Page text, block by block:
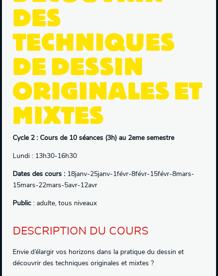
DES
TECHNIQUES
DE DESSIN
ORIGINALES ET
MIXTES
Cycle 2 : Cours de 10 séances (3h) au 2eme semestre
Lundi : 13h30-16h30
Dates des cours : 18janv-25janv-1févr-8févr-15févr-8mars-
15mars-22mars-5avr-12avr
Public : adulte, tous niveaux
DESCRIPTION DU COURS
Envie d’élargir vos horizons dans la pratique du dessin et
découvrir des techniques originales et mixtes ?